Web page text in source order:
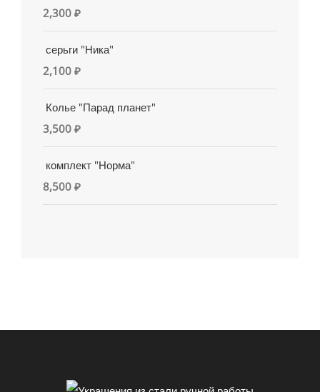
2,300 ₽
серьги "Ника"
2,100 ₽
Колье "Парад планет"
3,500 ₽
комплект "Норма"
8,500 ₽